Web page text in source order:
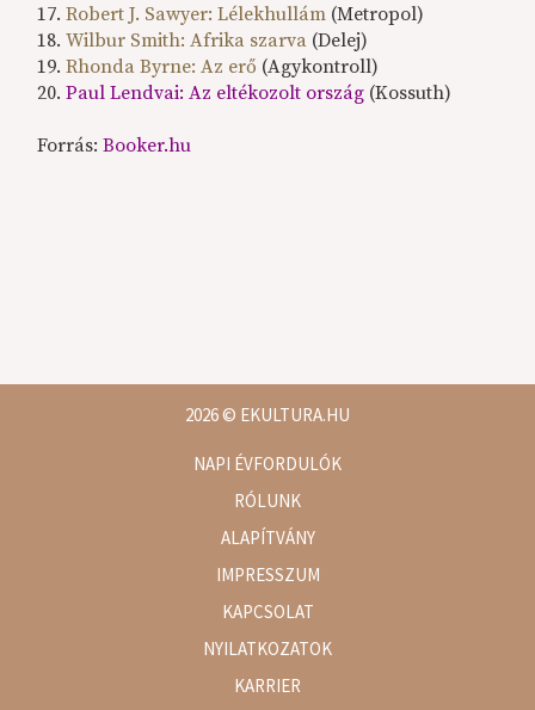
17.Robert J. Sawyer: Lélekhullám (Metropol)
18.Wilbur Smith: Afrika szarva (Delej)
19.Rhonda Byrne: Az erő (Agykontroll)
20.Paul Lendvai: Az eltékozolt ország (Kossuth)
Forrás:Booker.hu
2026© EKULTURA.HU
NAPI ÉVFORDULÓK
RÓLUNK
ALAPÍTVÁNY
IMPRESSZUM
KAPCSOLAT
NYILATKOZATOK
KARRIER